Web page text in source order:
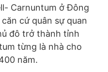
Carnuntum ở Đông
cứ quân sự quan
đô trở thành tỉnh
từng là nhà cho
năm.